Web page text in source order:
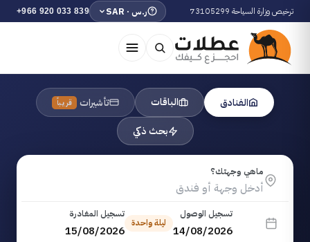
ترخيص وزارة السياحة 73105299 ر.س · SAR +966 920 033 839
الفنادق الباقات تأشيرات قريباً
بحث ذكي
ماهي وجهتك؟
تسجيل الوصول
14/08/2026
ليلة واحدة
تسجيل المغادرة
15/08/2026